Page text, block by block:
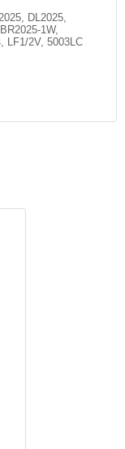
DL2025,
1W,
LF1/2V, 5003LC